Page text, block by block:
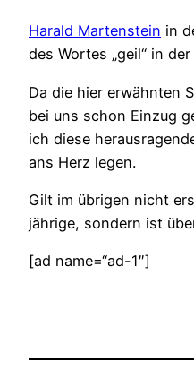
Harald Martenstein in
des Wortes „geil“ in
Da die hier erwähnten
bei uns schon Einzug
ich diese
ans Herz legen.
Gilt im übrigen nicht
jährige, sondern ist
[ad name=“ad-1″]